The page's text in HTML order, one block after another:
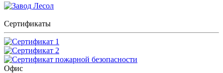
Сертификаты
Офис